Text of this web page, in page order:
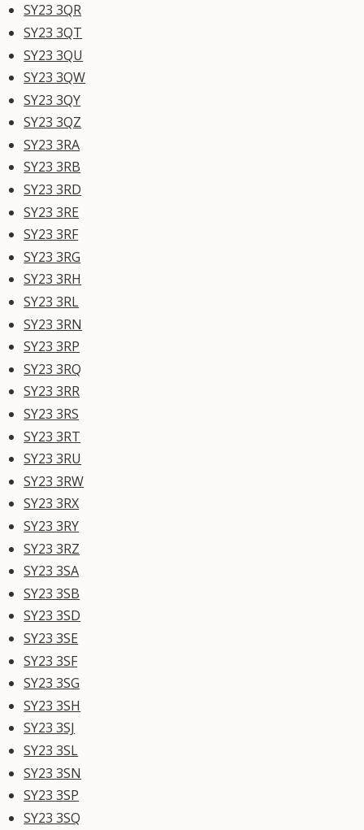
SY23 3QR
SY23 3QT
SY23 3QU
SY23 3QW
SY23 3QY
SY23 3QZ
SY23 3RA
SY23 3RB
SY23 3RD
SY23 3RE
SY23 3RF
SY23 3RG
SY23 3RH
SY23 3RL
SY23 3RN
SY23 3RP
SY23 3RQ
SY23 3RR
SY23 3RS
SY23 3RT
SY23 3RU
SY23 3RW
SY23 3RX
SY23 3RY
SY23 3RZ
SY23 3SA
SY23 3SB
SY23 3SD
SY23 3SE
SY23 3SF
SY23 3SG
SY23 3SH
SY23 3SJ
SY23 3SL
SY23 3SN
SY23 3SP
SY23 3SQ